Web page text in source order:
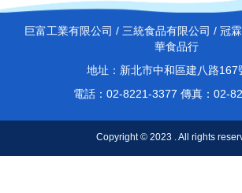
巨富工業有限公司 / 三統食品有限公司 / 冠
華食品行
地址：新北市中和區建八路167
電話：02-8221-3377 傳真：02-
Copyright © 2023 . All rights